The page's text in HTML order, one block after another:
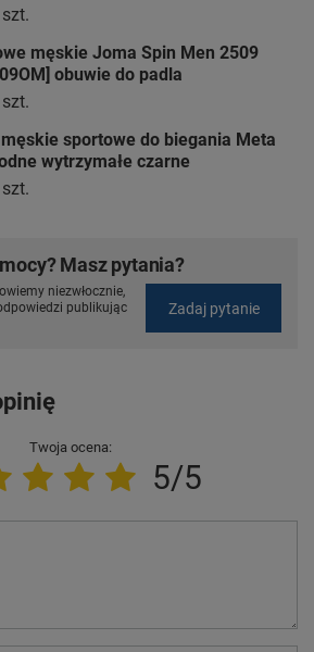
szt.
męskie Joma Spin Men 2509
obuwie do padla
szt.
sportowe do biegania Meta
wytrzymałe czarne
szt.
Masz pytania?
niezwłocznie,
publikując
Zadaj pytanie
Twoja ocena:
5/5